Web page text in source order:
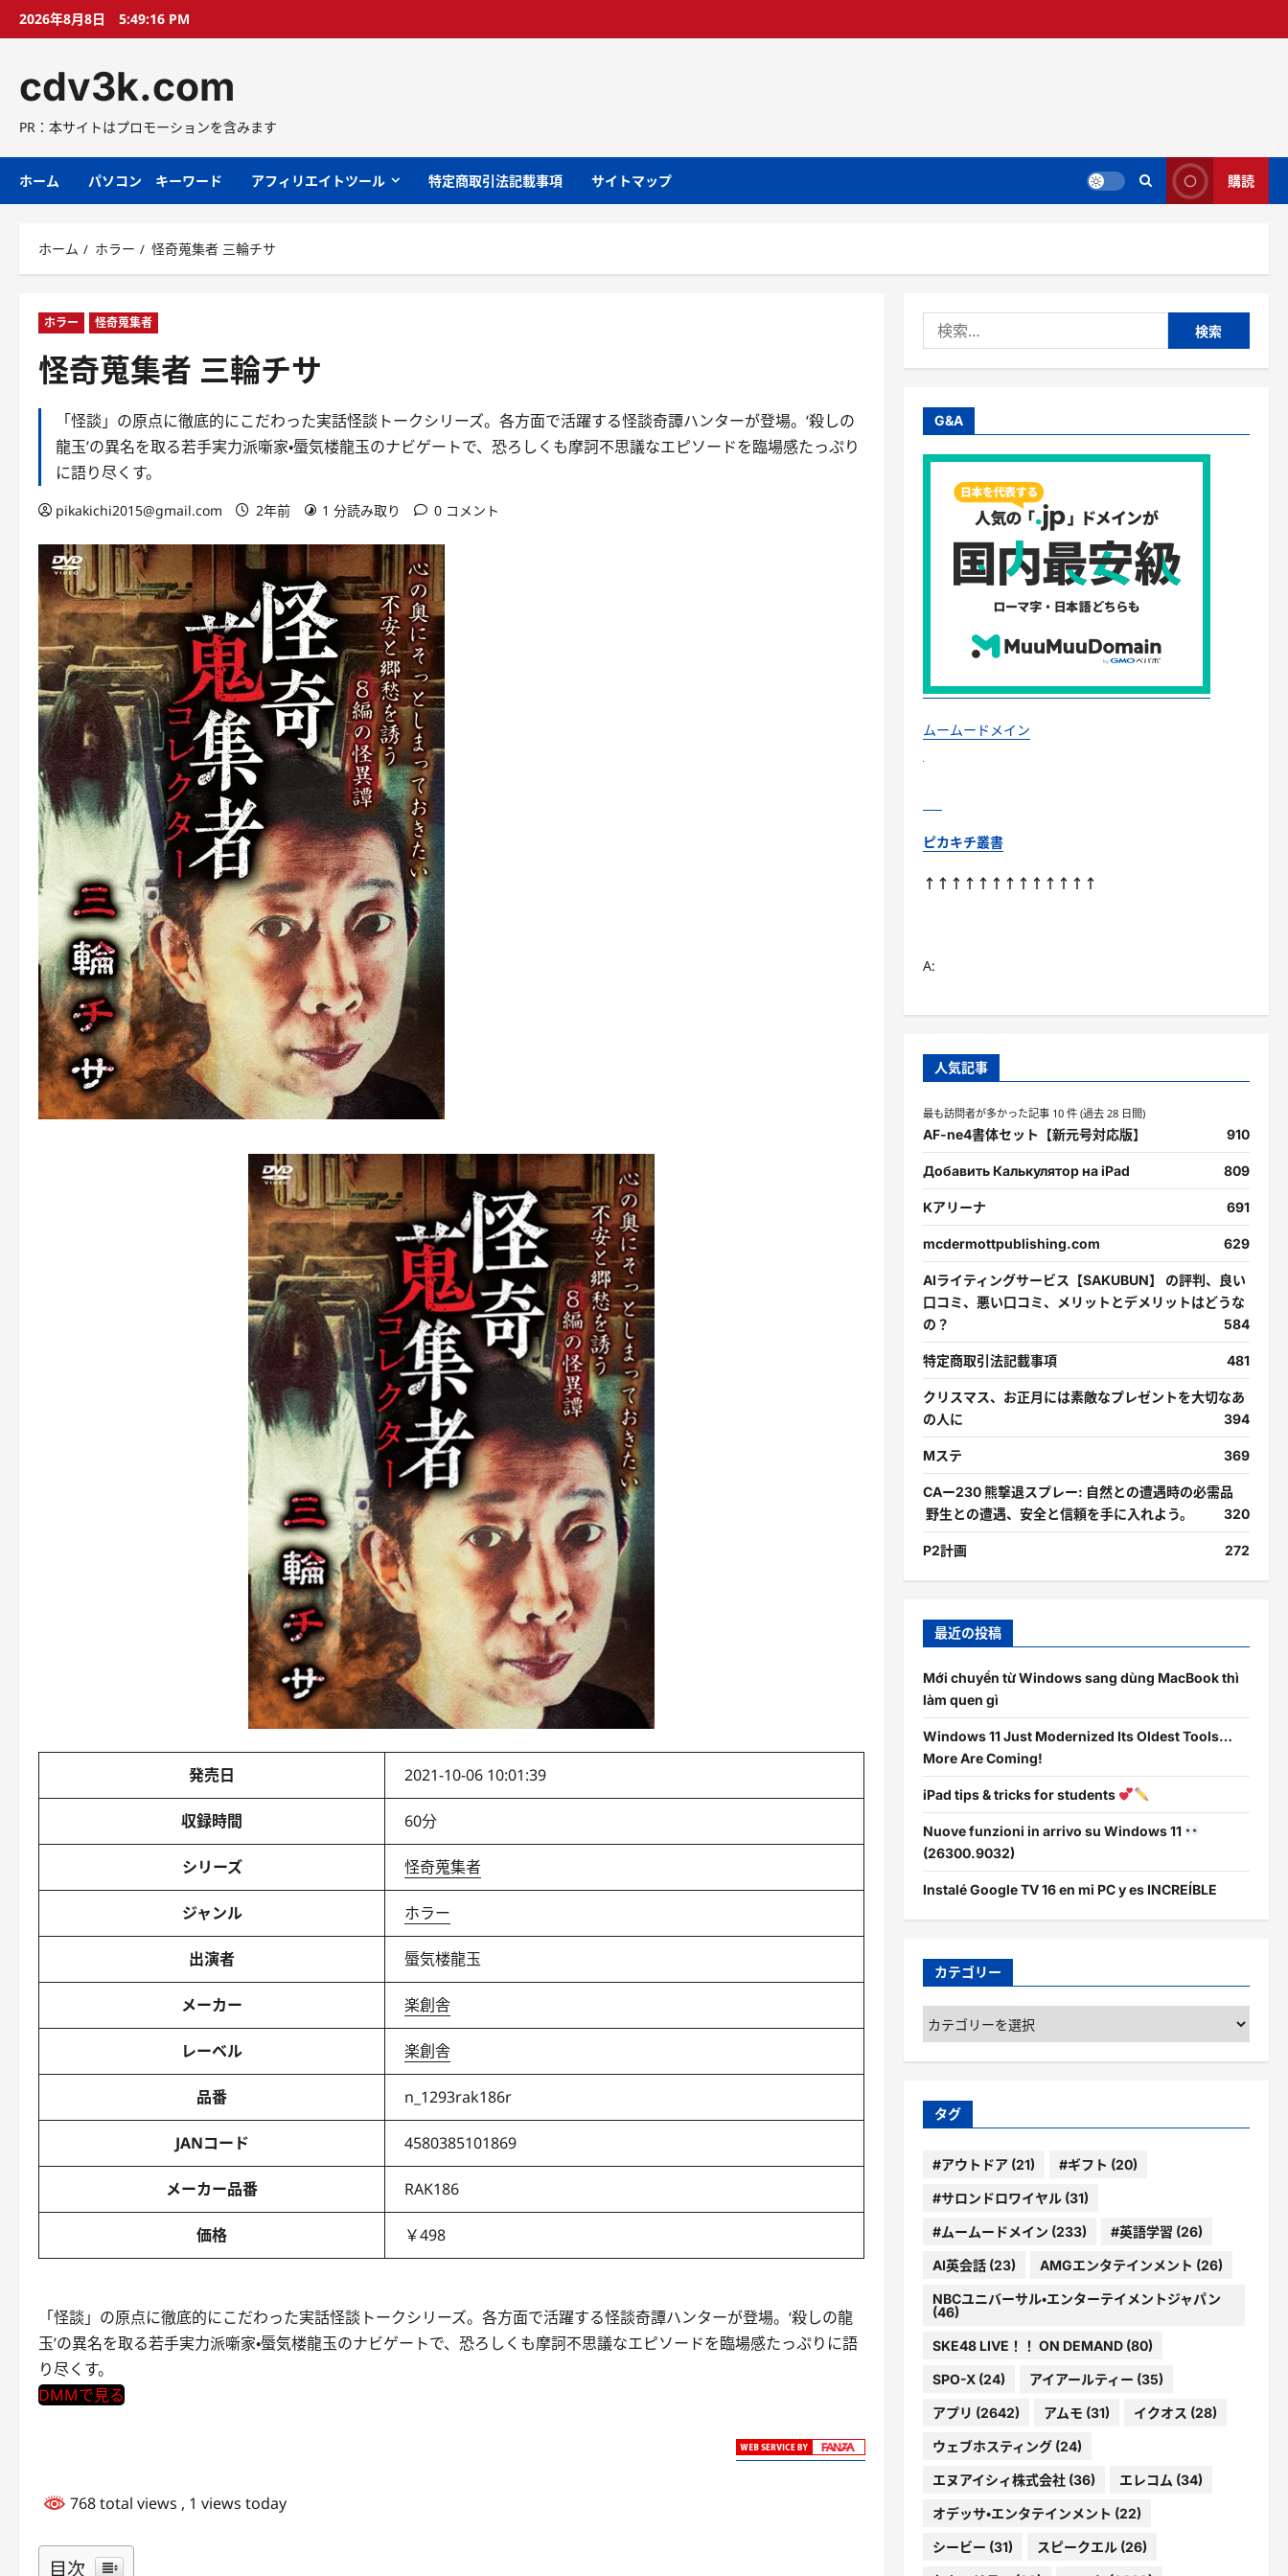
プ
2026年8月8日 5:49:17 PM
cdv3k.com
PR：本サイトはプロモーションを含みます
ホーム パソコン キーワード アフィリエイトツール 特定商取引法記載事項 サイトマップ 購読
ホーム ホラー 怪奇蒐集者 三輪チサ
ホラー 怪奇蒐集者
怪奇蒐集者 三輪チサ
「怪談」の原点に徹底的にこだわった実話怪談トークシリーズ。各方面で活躍する怪談奇譚ハンターが登場。‘殺しの
龍玉’の異名を取る若手実力派噺家・蜃気楼龍玉のナビゲートで、恐ろしくも摩訶不思議なエピソードを臨場感たっぷり
に語り尽くす。
pikakichi2015@gmail.com 2年前 1 分読み取り 0 コメント
発売日 2021-10-06 10:01:39
収録時間 60分
シリーズ 怪奇蒐集者
ジャンル ホラー
出演者 蜃気楼龍玉
メーカー 楽創舎
レーベル 楽創舎
品番 n_1293rak186r
JANコード 4580385101869
メーカー品番 RAK186
価格 ￥498
「怪談」の原点に徹底的にこだわった実話怪談トークシリーズ。各方面で活躍する怪談奇譚ハンターが登場。‘殺しの龍
玉’の異名を取る若手実力派噺家・蜃気楼龍玉のナビゲートで、恐ろしくも摩訶不思議なエピソードを臨場感たっぷりに語
り尽くす。
DMMで見る
768 total views , 1 views today
目次
索:
G&A
ムームードメイン
ピカキチ叢書
↑↑↑↑↑↑↑↑↑↑↑↑↑
A:
人気記事
最も訪問者が多かった記事 10 件 (過去 28 日間)
AF-ne4書体セット【新元号対応版】 910
Добавить Калькулятор на iPad 809
Kアリーナ 691
mcdermottpublishing.com 629
AIライティングサービス【SAKUBUN】 の評判、良い
口コミ、悪い口コミ、メリットとデメリットはどうな
の？
584
特定商取引法記載事項 481
クリスマス、お正月には素敵なプレゼントを大切なあ
の人に
394
Mステ 369
CAー230 熊撃退スプレー: 自然との遭遇時の必需品
野生との遭遇、安全と信頼を手に入れよう。
320
P2計画 272
最近の投稿
Mới chuyển từ Windows sang dùng MacBook thì
làm quen gì
Windows 11 Just Modernized Its Oldest Tools…
More Are Coming!
iPad tips & tricks for students
Nuove funzioni in arrivo su Windows 11
(26300.9032)
Instalé Google TV 16 en mi PC y es INCREÍBLE
カテゴリー
カ
テ
ゴ
ー
タグ
#アウトドア(21) #ギフト (20)
#サロンドロワイヤル(31)
#ムームードメイン (233) #英語学習 (26)
AI英会話(23) AMGエンタテインメント (26)
NBCユニバーサル・エンターテイメントジャパン
(46)
SKE48 LIVE！！ ON DEMAND(80)
SPO-X(24) アイアールティー (35)
アプリ (2642) アムモ (31) イクオス (28)
ウェブホスティング(24)
エヌアイシィ株式会社(36) エレコム (34)
オデッサ・エンタテインメント (22)
シービー (31) スピークエル(26)